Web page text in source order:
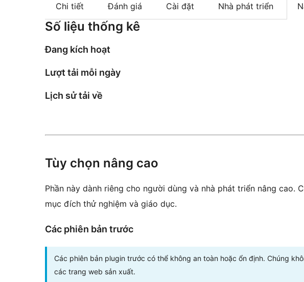
Chi tiết Đánh giá Cài đặt Nhà phát triển
Số liệu thống kê
Đang kích hoạt
Lượt tải mỗi ngày
Lịch sử tải về
Tùy chọn nâng cao
Phần này dành riêng cho người dùng và nhà phát triển nâng cao.
mục đích thử nghiệm và giáo dục.
Các phiên bản trước
Các phiên bản plugin trước có thể không an toàn hoặc ổn định. Chúng
các trang web sản xuất.